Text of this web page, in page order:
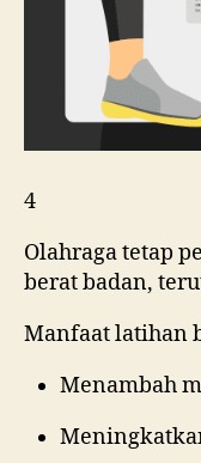
4
Olahraga tetap
berat badan,
Manfaat latihan
Menambah